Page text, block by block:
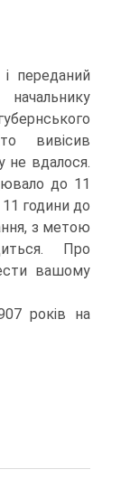
переданий
вивісив
не вдалося.
до 11
11 години до
з метою
Про
вашому
років на